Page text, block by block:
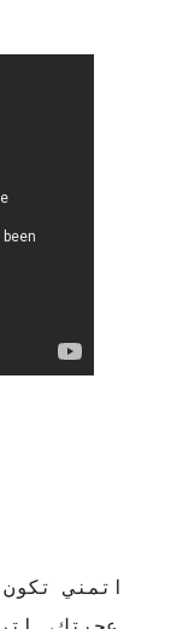
اتمني تكون